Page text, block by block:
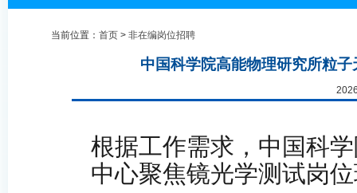
当前位置： 首页 > 非在编岗位招聘
中国科学院高能物理研究所粒
根据工作需求，中国科
中心聚焦镜光学测试岗